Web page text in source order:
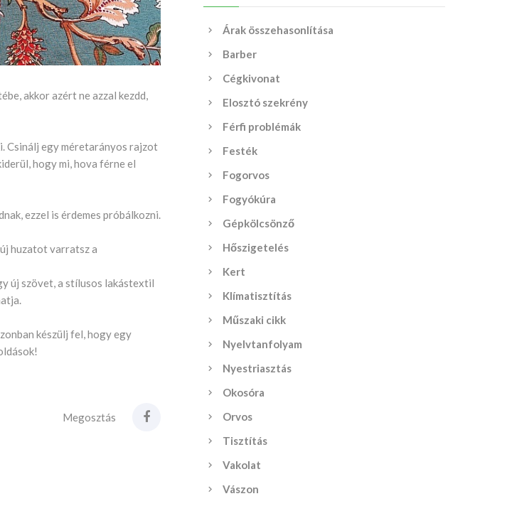
akkor azért ne azzal kezdd,
Csinálj egy méretarányos rajzot
hogy mi, hova férne el
ezzel is érdemes próbálkozni.
huzatot varratsz a
új szövet, a stílusos lakástextil
készülj fel, hogy egy
Megosztás
Árak összehasonlítása
Barber
Cégkivonat
Elosztó szekrény
Férfi problémák
Festék
Fogorvos
Fogyókúra
Gépkölcsönző
Hőszigetelés
Kert
Klímatisztítás
Műszaki cikk
Nyelvtanfolyam
Nyestriasztás
Okosóra
Orvos
Tisztítás
Vakolat
Vászon